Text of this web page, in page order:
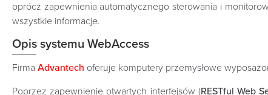
oprócz zapewnienia automatycznego sterowania i
wszystkie informacje.
Opis systemu WebAccess
Firma Advantech oferuje komputery przemysłowe
Poprzez zapewnienie otwartych interfejsów (RESTful Web